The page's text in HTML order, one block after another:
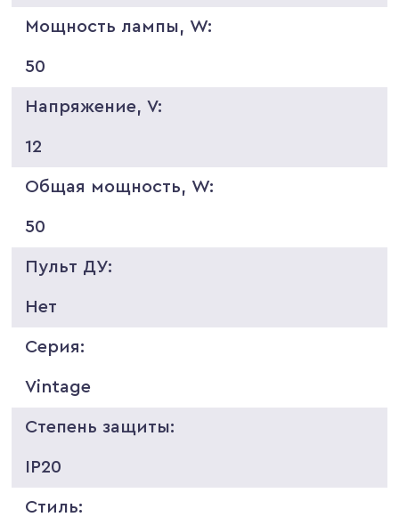
Мощность лампы, W:
50
Напряжение, V:
12
Общая мощность, W:
50
Пульт ДУ:
Нет
Серия:
Vintage
Степень защиты:
IP20
Стиль: